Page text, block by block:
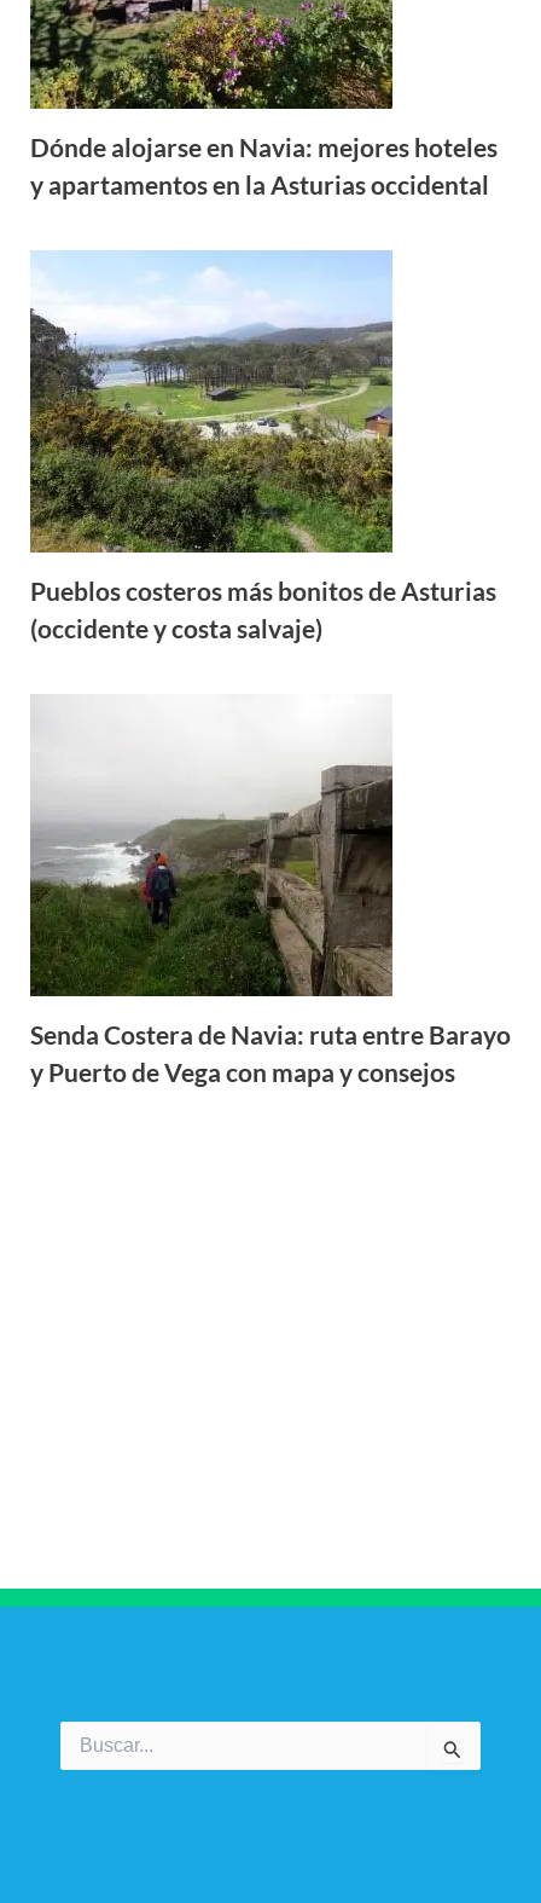
Dónde alojarse en Navia: mejores hoteles
y apartamentos en la Asturias occidental
Pueblos costeros más bonitos de Asturias
(occidente y costa salvaje)
Senda Costera de Navia: ruta entre Barayo
y Puerto de Vega con mapa y consejos
por: